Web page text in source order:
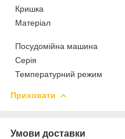
Кришка
Матеріал
Посудомійна машина
Серія
Температурний режим
Приховати
Умови доставки